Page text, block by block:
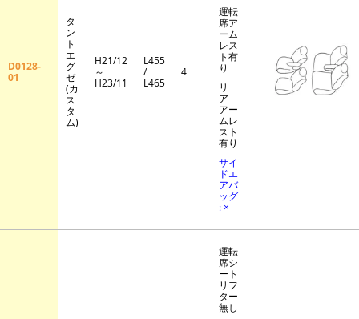
D0128-
01
タ
ン
ト
エ
グ
ゼ
(カ
ス
タ
ム)
H21/12
～
H23/11
L455
/
L465
4
運転
席ア
ーム
レス
ト有
り
リ
ア
アー
ムレ
スト
有り
サイ
ドエ
アバ
ッグ
: ×
運転
席シ
ート
リフ
ター
無し